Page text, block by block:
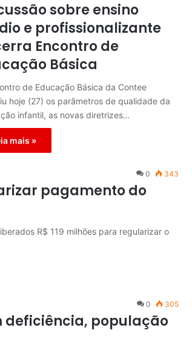
sobre ensino
e profissionalizante
Encontro de
Básica
de Educação Básica da Contee
hoje (27) os parâmetros de qualidade da
infantil, as novas diretrizes…
mais »
0 343
pagamento do
R$ 119 milhões para regularizar o
0 305
deficiência, população